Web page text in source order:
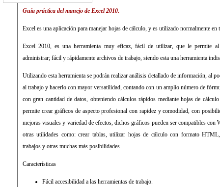
Guía práctica del manejo de Excel 2010.
Excel es una aplicación para manejar hojas de cálculo, y es utilizado normalmente en
Excel 2010, es una herramienta muy eficaz, fácil de utilizar, que le permite
administrar; fácil y rápidamente archivos de trabajo, siendo esta una herramienta
Utilizando esta herramienta se podrán realizar análisis detallado de información, al
al trabajo y hacerlo con mayor versatilidad, contando con un amplio número de
con gran cantidad de datos, obteniendo cálculos rápidos mediante hojas de
permite crear gráficos de aspecto profesional con rapidez y comodidad, con posibilidad de enriquecerlos aplicando
mejoras visuales y variedad de efectos, dichos gráficos pueden ser compatibles
otras utilidades como: crear tablas, utilizar hojas de cálculo con formato HTML, aplicar plantillas a diferentes
trabajos y otras muchas más posibilidades
Características
Fácil accesibilidad a las herramientas de trabajo.